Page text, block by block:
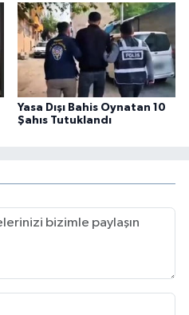
Yasa Dışı Bahis Oynatan 10
Şahıs Tutuklandı